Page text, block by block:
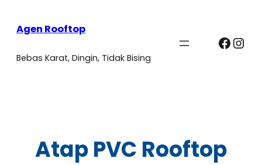
Agen Rooftop
Bebas Karat, Dingin, Tidak Bising
Atap PVC Rooftop